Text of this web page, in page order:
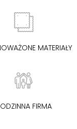
MATERIAŁY
FIRMA